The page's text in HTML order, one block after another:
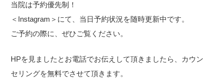
当院は予約優先制！
＜Instagram＞にて、当日予約状況を随時更新中です。
ご予約の際に、ぜひご覧ください。
HPを見ましたとお電話でお伝えして頂きましたら、カウン
セリングを無料でさせて頂きます。